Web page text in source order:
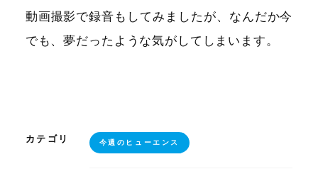
動画撮影で録音もしてみましたが、なんだか今
でも、夢だったような気がしてしまいます。
カテゴリ 今週のヒューエンス